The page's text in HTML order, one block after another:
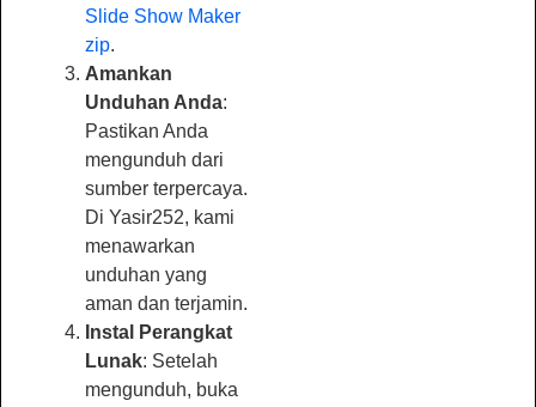
Slide Show Maker
zip.
Amankan
Unduhan Anda:
Pastikan Anda
mengunduh dari
sumber terpercaya.
Di Yasir252, kami
menawarkan
unduhan yang
aman dan terjamin.
Instal Perangkat
Lunak: Setelah
mengunduh, buka